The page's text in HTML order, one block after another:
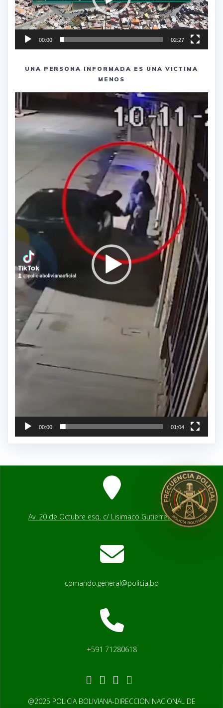
00:00 02:27
UNA PERSONA INFORMADA ES UNA VICTIMA
MENOS
Reproductor
de
vídeo
00:00 01:04
Av. 20 de Octubre esq. c/ Lisimaco Gutierrez # 2541
comando.general@policia.bo
+591 71280618
@2025 POLICIA BOLIVIANA-DIRECCION NACIONAL DE